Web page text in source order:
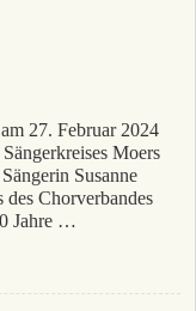
27. Februar 2024
Moers
Susanne
Chorverbandes
Jahre …